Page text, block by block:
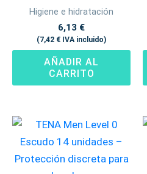
Higiene e hidratación
6,13 €
(7,42 € IVA incluido)
AÑADIR AL
CARRITO